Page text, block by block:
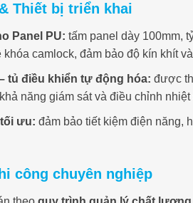
Thiết bị triển khai
Panel PU: tấm panel dày 100mm,
khóa camlock, đảm bảo độ kín khít
tủ điều khiển tự động hóa: được
năng giám sát và điều chỉnh
ưu: đảm bảo tiết kiệm điện năng,
công chuyên nghiệp